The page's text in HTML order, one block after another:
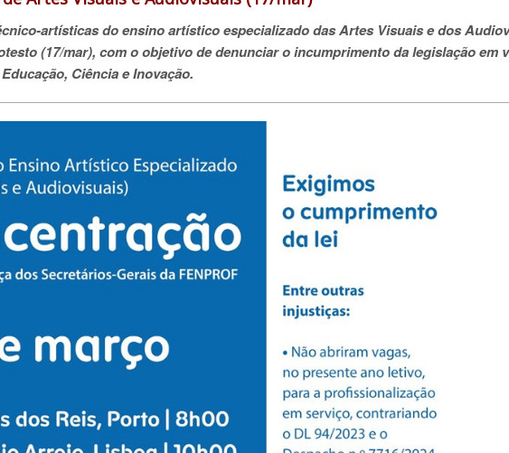
artísticas do ensino artístico especializado das Artes Visuais e dos
(17/mar), com o objetivo de denunciar o incumprimento da legislação em
Ciência e Inovação.